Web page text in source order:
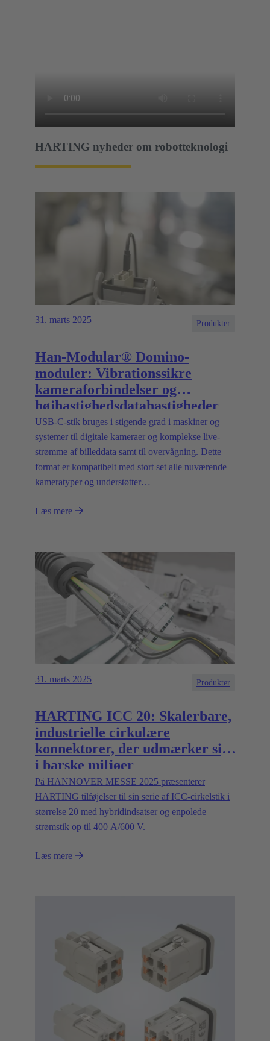
HARTING nyheder om robotteknologi
31. marts 2025 Produkter
Han-Modular® Domino-
moduler: Vibrationssikre
kameraforbindelser og
højhastighedsdatahastigheder
på den mest kompakte
installationsplads
USB-C-stik bruges i stigende grad i maskiner og
systemer til digitale kameraer og komplekse live-
strømme af billeddata samt til overvågning. Dette
format er kompatibelt med stort set alle nuværende
kameratyper og understøtter
Læs mere
31. marts 2025 Produkter
HARTING ICC 20: Skalerbare,
industrielle cirkulære
konnektorer, der udmærker sig
i barske miljøer
På HANNOVER MESSE 2025 præsenterer
HARTING tilføjelser til sin serie af ICC-cirkelstik i
størrelse 20 med hybridindsatser og enpolede
strømstik op til 400 A/600 V.
Læs mere